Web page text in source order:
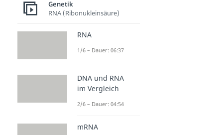
Genetik
RNA (Ribonukleinsäure)
RNA
1/6 – Dauer: 06:37
DNA und RNA
im Vergleich
2/6 – Dauer: 04:54
mRNA